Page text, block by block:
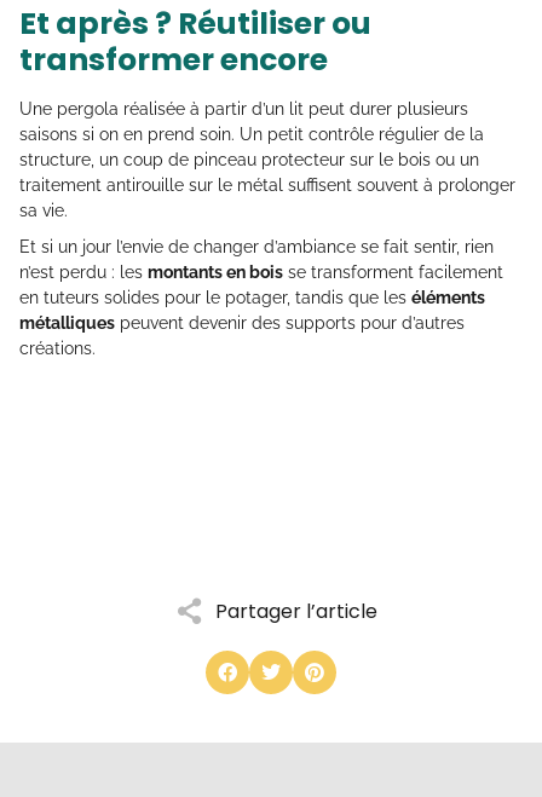
Partager l’article
Et après ? Réutiliser ou
transformer encore
Une pergola réalisée à partir d’un lit peut durer plusieurs
saisons si on en prend soin. Un petit contrôle régulier de la
structure, un coup de pinceau protecteur sur le bois ou un
traitement antirouille sur le métal suffisent souvent à prolonger
sa vie.
Et si un jour l’envie de changer d’ambiance se fait sentir, rien
n’est perdu : les montants en bois se transforment facilement
en tuteurs solides pour le potager, tandis que les éléments
métalliques peuvent devenir des supports pour d’autres
créations.